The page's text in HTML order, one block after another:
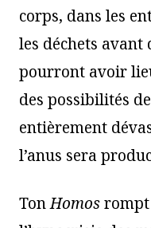
corps, dans les
les déchets avant
pourront avoir
des possibilités
entièrement
l’anus sera
TonHomosrompt